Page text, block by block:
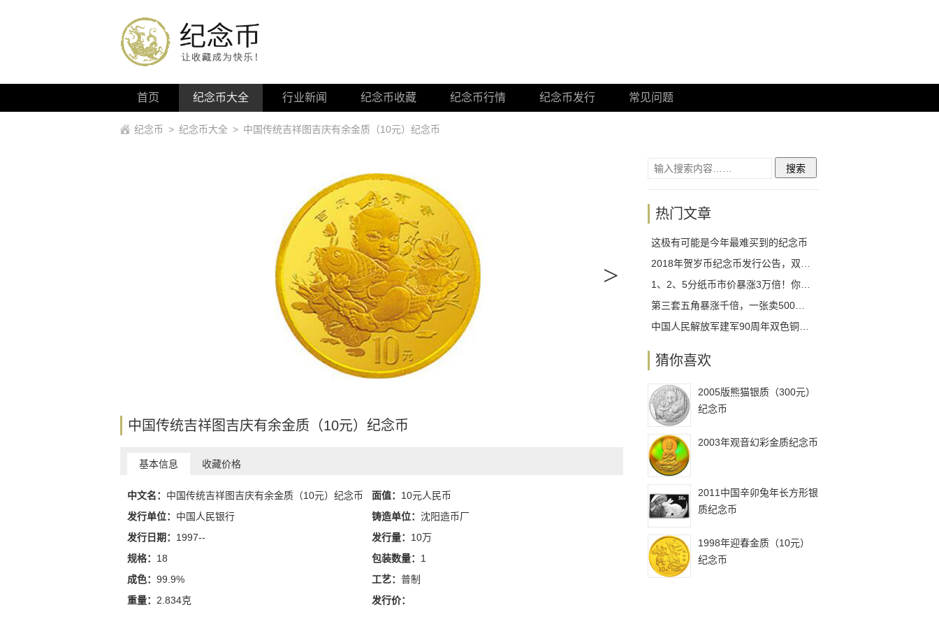
首页 纪念币大全 行业新闻 纪念币收藏 纪念币行情 纪念币发行 常见问题
纪念币 > 纪念币大全 > 中国传统吉祥图吉庆有余金质（10元）纪念币
>
中国传统吉祥图吉庆有余金质（10元）纪念币
基本信息 收藏价格
中文名： 中国传统吉祥图吉庆有余金质（10元）纪念币 面值： 10元人民币
发行单位： 中国人民银行 铸造单位： 沈阳造币厂
发行日期： 1997-- 发行量： 10万
规格： 18 包装数量： 1
成色： 99.9% 工艺： 普制
重量： 2.834克 发行价：
热门文章
这极有可能是今年最难买到的纪念币
猜你喜欢
2005版熊猫银质（300元）
纪念币
2003年观音幻彩金质纪念币
2011中国辛卯兔年长方形银
质纪念币
1998年迎春金质（10元）
纪念币